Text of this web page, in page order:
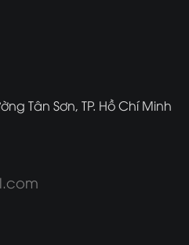
Tân Sơn, TP. Hồ Chí Minh